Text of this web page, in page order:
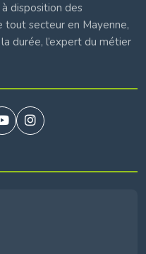
disposition des
secteur en Mayenne,
durée, l’expert du métier